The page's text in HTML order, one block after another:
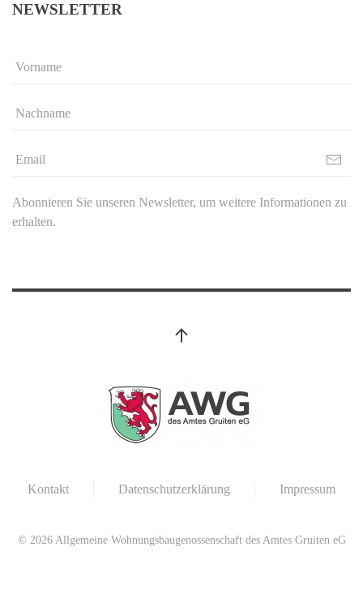
NEWSLETTER
Abonnieren Sie unseren Newsletter, um weitere Informationen zu
erhalten.
Kontakt Datenschutzerklärung Impressum
© 2026 Allgemeine Wohnungsbaugenossenschaft des Amtes Gruiten eG